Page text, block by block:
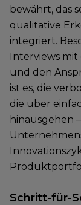
bewährt, das
qualitative
integriert.
Interviews
und den
ist es, die
die über
hinausgehen
Schritt-für-